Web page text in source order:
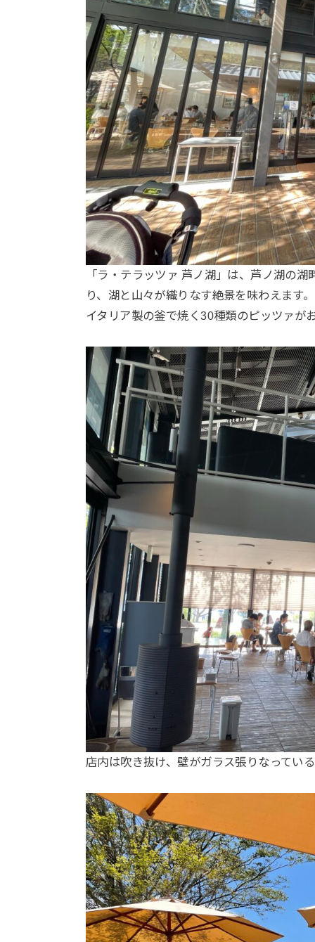
「ラ・テラッツァ 芦ノ湖」は、芦ノ湖の
り、湖と山々が織りなす絶景を味わえます。
イタリア製の釜で焼く30種類のピッツァが
店内は吹き抜け、壁がガラス張りなってい